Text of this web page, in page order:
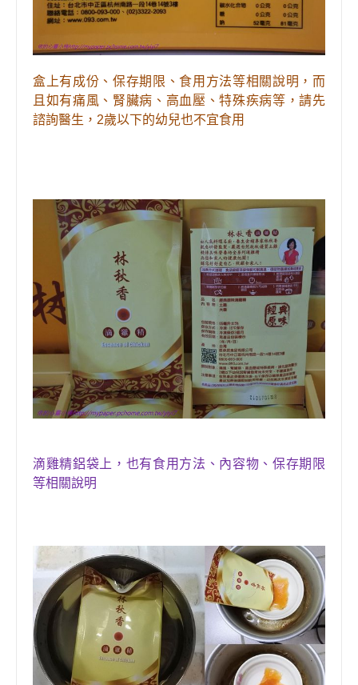
盒上有成份、保存期限、食用方法等相關說明，而
且 如有痛風、腎臟病、高血壓、特殊疾病等，請先
諮詢醫生，2歲以下的幼兒也不宜食用
滴雞精鋁袋 上，也有食用方法 、內容物、保存期限
等相關說明